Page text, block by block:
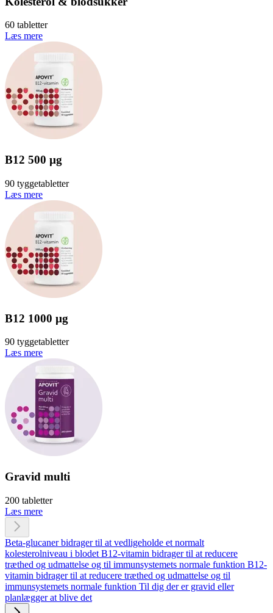
60 tabletter
Læs mere
B12 500 µg
90 tyggetabletter
Læs mere
B12 1000 µg
90 tyggetabletter
Læs mere
Gravid multi
200 tabletter
Læs mere
Beta-glucaner bidrager til at vedligeholde et normalt
kolesterolniveau i blodet B12-vitamin bidrager til at reducere
træthed og udmattelse og til immunsystemets normale funktion B12-
vitamin bidrager til at reducere træthed og udmattelse og til
immunsystemets normale funktion Til dig der er gravid eller
planlægger at blive det